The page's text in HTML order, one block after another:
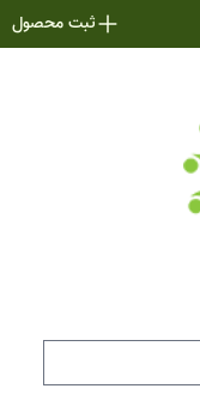
ثبت محصول